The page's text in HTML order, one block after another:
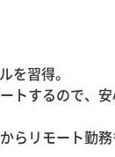
を習得。
トするので、
らリモート勤務